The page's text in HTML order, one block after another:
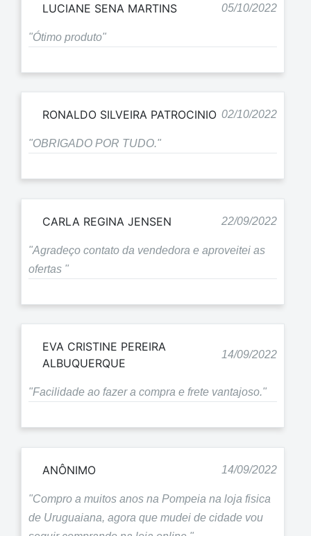
LUCIANE SENA MARTINS 05/10/2022
"Ótimo produto"
RONALDO SILVEIRA PATROCINIO 02/10/2022
"OBRIGADO POR TUDO."
CARLA REGINA JENSEN 22/09/2022
"Agradeço contato da vendedora e aproveitei as
ofertas "
EVA CRISTINE PEREIRA
ALBUQUERQUE
14/09/2022
"Facilidade ao fazer a compra e frete vantajoso."
ANÔNIMO 14/09/2022
"Compro a muitos anos na Pompeia na loja fisica
de Uruguaiana, agora que mudei de cidade vou